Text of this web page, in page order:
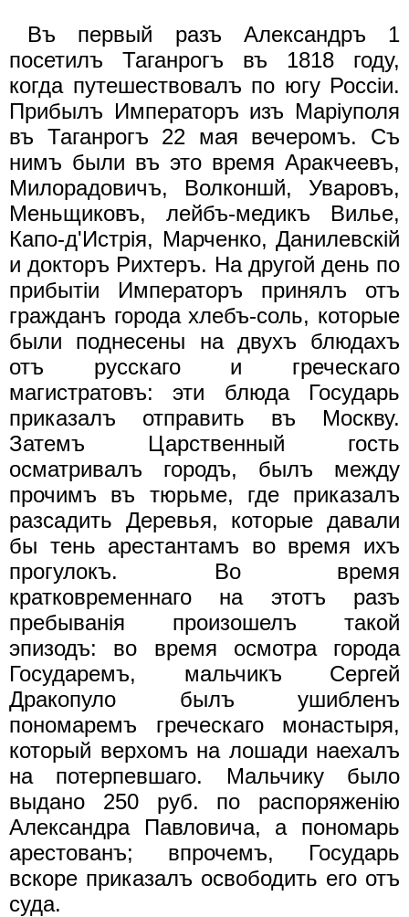
Въ первый разъ Александръ 1
посетилъ Таганрогъ въ 1818 году,
когда путешествовалъ по югу Россiи.
Прибылъ Императоръ изъ Марiуполя
въ Таганрогъ 22 мая вечеромъ. Съ
нимъ были въ это время Аракчеевъ,
Милорадовичъ, Волконшй, Уваровъ,
Меньщиковъ, лейбъ-медикъ Вилье,
Капо-д'Истрiя, Марченко, Данилевскiй
и докторъ Рихтеръ. На другой день по
прибытiи Императоръ принялъ отъ
гражданъ города хлебъ-соль, которые
были поднесены на двухъ блюдахъ
отъ русскаго и греческаго
магистратовъ: эти блюда Государь
приказалъ отправить въ Москву.
Затемъ Царственный гость
осматривалъ городъ, былъ между
прочимъ въ тюрьме, где приказалъ
разсадить Деревья, которые давали
бы тень арестантамъ во время ихъ
прогулокъ. Во время
кратковременнаго на этотъ разъ
пребыванiя произошелъ такой
эпизодъ: во время осмотра города
Государемъ, мальчикъ Сергей
Дракопуло былъ ушибленъ
пономаремъ греческаго монастыря,
который верхомъ на лошади наехалъ
на потерпевшаго. Мальчику было
выдано 250 руб. по распоряженiю
Александра Павловича, а пономарь
арестованъ; впрочемъ, Государь
вскоре приказалъ освободить его отъ
суда.